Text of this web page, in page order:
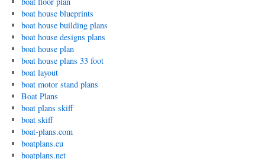
boat house blueprints
boat house building plans
boat house designs plans
boat house plan
boat house plans 33 foot
boat layout
boat motor stand plans
Boat Plans
boat plans skiff
boat skiff
boat-plans.com
boatplans.eu
boatplans.net